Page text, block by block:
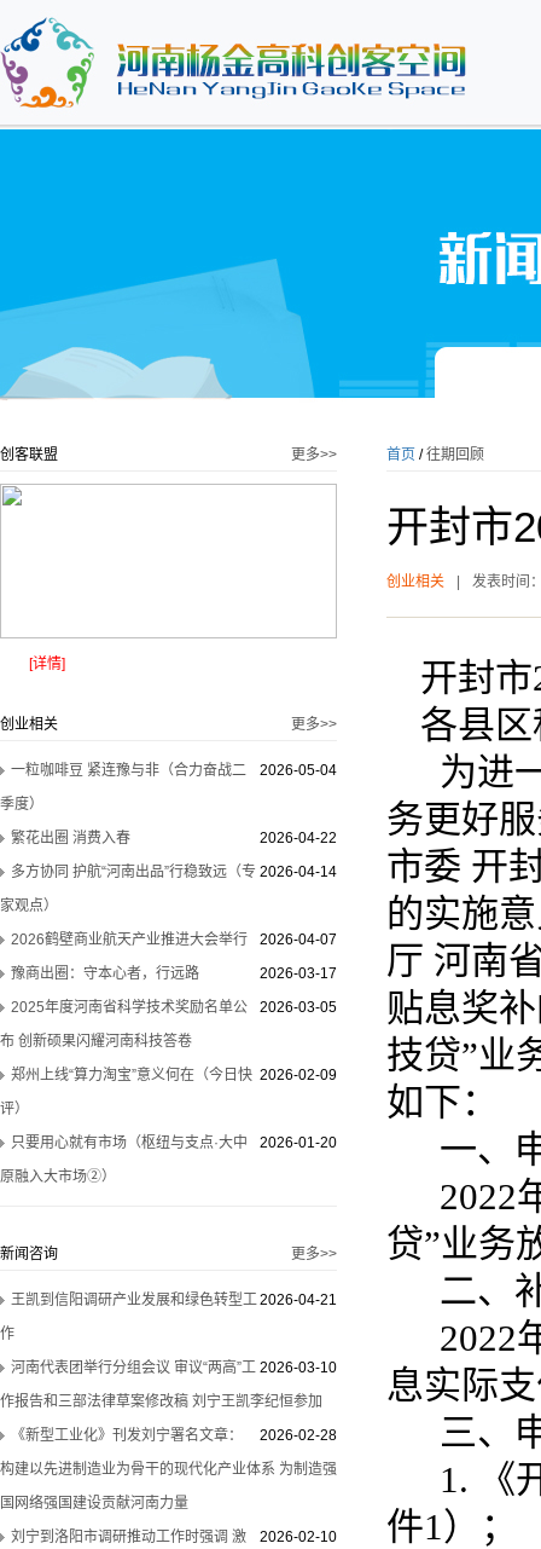
更多>>
创客联盟
[详情]
更多>>
创业相关
2026-05-04
一粒咖啡豆 紧连豫与非（合力奋战二
季度）
2026-04-22
繁花出圈 消费入春
2026-04-14
多方协同 护航“河南出品”行稳致远（专
家观点）
2026-04-07
2026鹤壁商业航天产业推进大会举行
2026-03-17
豫商出圈：守本心者，行远路
2026-03-05
2025年度河南省科学技术奖励名单公
布 创新硕果闪耀河南科技答卷
2026-02-09
郑州上线“算力淘宝”意义何在（今日快
评）
2026-01-20
只要用心就有市场（枢纽与支点·大中
原融入大市场②）
更多>>
新闻咨询
2026-04-21
王凯到信阳调研产业发展和绿色转型工
作
2026-03-10
河南代表团举行分组会议 审议“两高”工
作报告和三部法律草案修改稿 刘宁王凯李纪恒参加
2026-02-28
《新型工业化》刊发刘宁署名文章：
构建以先进制造业为骨干的现代化产业体系 为制造强
国网络强国建设贡献河南力量
2026-02-10
刘宁到洛阳市调研推动工作时强调 激
首页 /往期回顾
开封市
创业相关 发表时间
开封
各县
为进
务更好
市委 开
的实施
厅 河南
贴息奖
技贷”业
如下：
一、
2022
贷”业务
二、
2022
息实际
三、
1. 《
件1）；